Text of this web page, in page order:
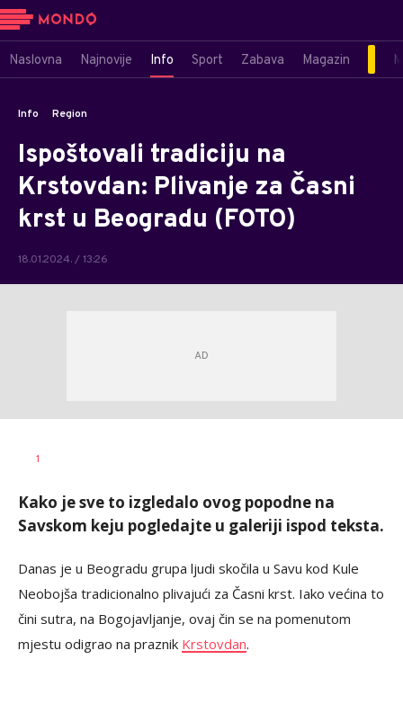
Naslovna Najnovije Info Sport Zabava Magazin
Info Region
Ispoštovali tradiciju na
Krstovdan: Plivanje za Časni
krst u Beogradu (FOTO)
18.01.2024. / 13:26
AUTOR
1
Kako je sve to izgledalo ovog popodne na
Savskom keju pogledajte u galeriji ispod teksta.
Danas je u Beogradu grupa ljudi skočila u Savu kod Kule
Neobojša tradicionalno plivajući za Časni krst. Iako većina to
čini sutra, na Bogojavljanje, ovaj čin se na pomenutom
mjestu odigrao na praznik Krstovdan.